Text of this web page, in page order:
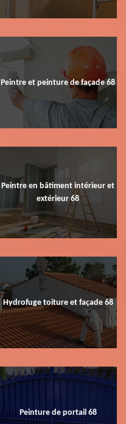
Peintre et peinture de façade 68
Peintre en bâtiment intérieur et
extérieur 68
Hydrofuge toiture et façade 68
Peinture de portail 68